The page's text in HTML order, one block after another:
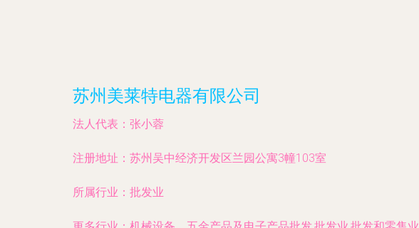
苏州美莱特电器有限公司
法人代表： 张小蓉
注册地址： 苏州吴中经济开发区兰园公寓3幢103室
所属行业： 批发业